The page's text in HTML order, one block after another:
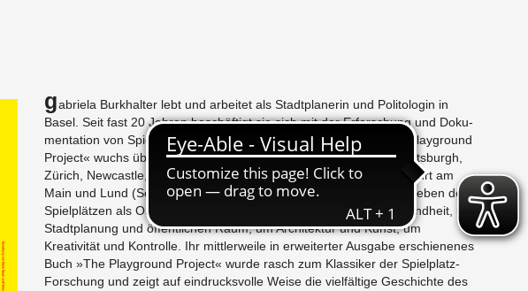
Gabriela Burkhal­ter lebt und ar­beitet als Stadt­planerin und Poli­tolo­gin in
Basel. Seit fast 20 Jahren beschäftigt sie sich mit der Er­forschung und Doku­
men­ta­tion von Spielplätzen. Die da­raus ent­standene Ar­beit »The Play­ground
Pro­ject« wuchs über Jahre und war zwis­chen 2014 und 2022 in Pitts­burgh,
Zürich, New­cas­tle, Moskau, Car­low (Ir­land), Bonn, Venedig, Frank­furt am
Main und Lund (Schwe­den) zu sehen. In der Ausstel­lung geht es neben den
Spielplätzen als Orte der Gemein­schaft auch um Erziehung und Kind­heit, um
Stadt­pla­nung und öffentlichen Raum, um Ar­chitek­tur und Kunst, um
Kreativität und Kon­trolle. Ihr mit­tler­weile in er­weit­erter Aus­gabe er­schienenes
Buch »The Play­ground Pro­ject« wurde rasch zum Klas­siker der Spielplatz-
Forschung und zeigt auf ein­drucksvolle Weise die vielfältige Geschichte des